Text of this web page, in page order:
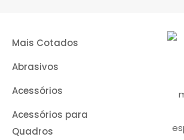
Mais Cotados
Abrasivos
Acessórios
Acessórios para
Quadros